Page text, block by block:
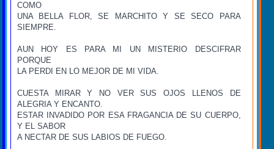
COMO
UNA BELLA FLOR, SE MARCHITO Y SE SECO PARA
SIEMPRE.
AUN HOY ES PARA MI UN MISTERIO DESCIFRAR
PORQUE
LA PERDI EN LO MEJOR DE MI VIDA.
CUESTA MIRAR Y NO VER SUS OJOS LLENOS DE
ALEGRIA Y ENCANTO.
ESTAR INVADIDO POR ESA FRAGANCIA DE SU CUERPO,
Y EL SABOR
A NECTAR DE SUS LABIOS DE FUEGO.